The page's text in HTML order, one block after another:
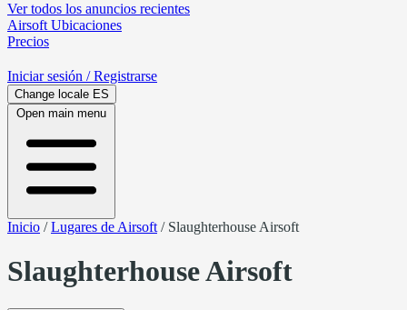
Ver todos los anuncios recientes
Airsoft Ubicaciones
Precios
Iniciar sesión / Registrarse
Change locale ES
Open main menu
Inicio /Lugares de Airsoft / Slaughterhouse Airsoft
Slaughterhouse Airsoft